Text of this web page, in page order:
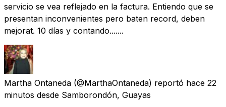
servicio se vea reflejado en la factura. Entiendo que se
presentan inconvenientes pero baten record, deben
mejorat. 10 días y contando.......
Martha Ontaneda (@MarthaOntaneda) reportó hace 22
minutos desde Samborondón, Guayas